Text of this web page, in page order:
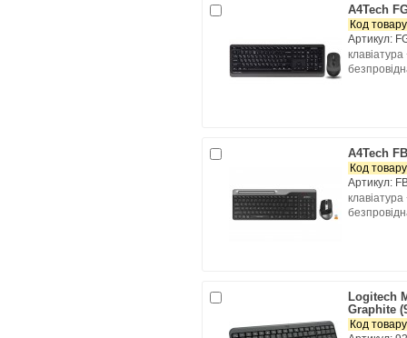
A4Tech
Код
Артикул:
A4Tech
Код
Артикул:
Logitech
Graphite
Код